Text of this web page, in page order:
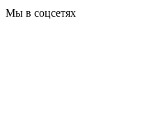
Мы в соцсетях